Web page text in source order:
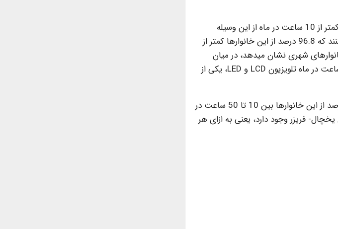
همچنین 86.5 درصد خانوارهای شهری از جار و برقی استفاده و 90 درصد از این خانوارها کمتر از 10 ساعت در ماه از این وسیله
استفاده می کنند. 72.8 درصد خانوارهای شهری در واحد مسکونی خود از اتو استفاده می کنند که 96.8 درصد از این خانوارها کمتر از
شهری نشان میدهد، در میان
15.4 میلیون خانوار شهری، 16.0 میلیون وجود دارد و 61.9 درصد خانوارها بیش از 110 ساعت در ماه تلویزیون LCD و LED، یکی از
همچنین 44.2 درصد خانوارهای شهری، از کامپیوتر یا لپ تاپ استفاده می کنند و 42.3 درصد از این خانوارها بین 10 تا 50 ساعت در
در میان 15.4 میلیون خانوار شهری، 20.3 میلیون انواع یخچال- فریزر وجود دارد، یعنی به ازای هر